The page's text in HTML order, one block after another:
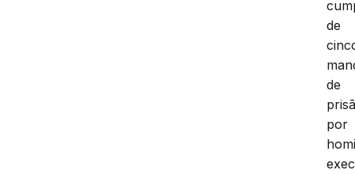
de
de
por